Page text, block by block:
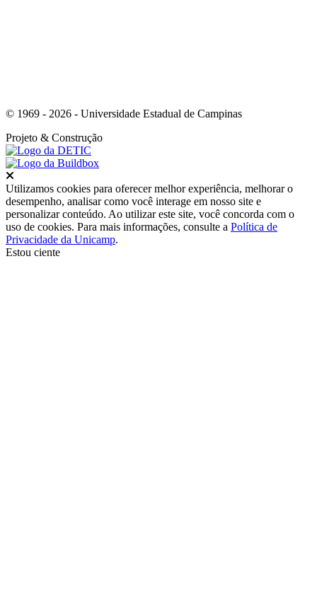
© 1969 - 2026 - Universidade Estadual de Campinas
Projeto & Construção
Utilizamos cookies para oferecer melhor experiência, melhorar o
desempenho, analisar como você interage em nosso site e
personalizar conteúdo. Ao utilizar este site, você concorda com o
uso de cookies. Para mais informações, consulte a Política de
Privacidade da Unicamp.
Estou ciente